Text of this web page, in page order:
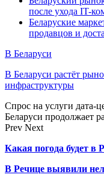
после ухода IT-
Беларуские
продавцов и
В Беларуси
В Беларуси растёт
инфраструктуры
Спрос на услуги дата-
Беларуси продолжает
Prev Next
Какая погода будет в
В Речице выявили